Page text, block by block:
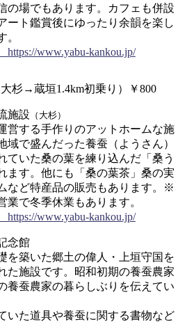
の場でもあります。カフェも併設
ート鑑賞後にゆったり余韻を楽し
。
www.yabu-kankou.jp/
杉→蔵垣1.4km初乗り）￥800
施設 （大杉）
営する手作りのアットホームな施
域で盛んだった養蚕（ようさん）
ていた桑の葉を練り込んだ「桑う
ます。他にも「桑の葉茶」桑の実
など特産品の販売もあります。※
業で冬季休業もあります。
www.yabu-kankou.jp/
念館
を築いた郷土の偉人・上垣守国を
た施設です。昭和初期の養蚕農家
養蚕農家の暮らしぶりを伝えてい
いた道具や養蚕に関する書物など